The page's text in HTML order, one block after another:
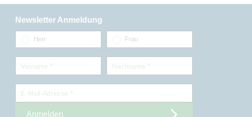
Newsletter Anmeldung
Herr Frau
Anmelden